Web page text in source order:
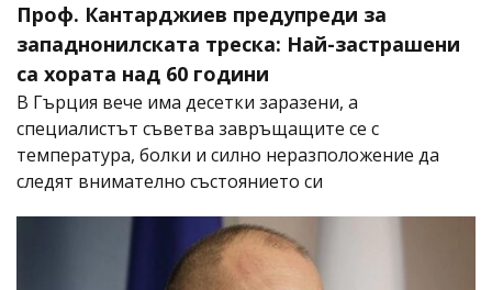
Проф. Кантарджиев предупреди за
западнонилската треска: Най-застрашени
са хората над 60 години
В Гърция вече има десетки заразени, а
специалистът съветва завръщащите се с
температура, болки и силно неразположение да
следят внимателно състоянието си